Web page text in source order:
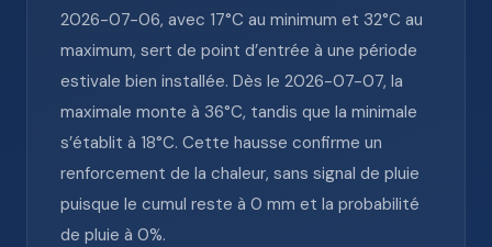
2026-07-06, avec 17°C au minimum et 32°C au
maximum, sert de point d’entrée à une période
estivale bien installée. Dès le 2026-07-07, la
maximale monte à 36°C, tandis que la minimale
s’établit à 18°C. Cette hausse confirme un
renforcement de la chaleur, sans signal de pluie
puisque le cumul reste à 0 mm et la probabilité
de pluie à 0%.